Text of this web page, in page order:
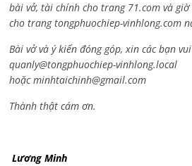
bài vở, tài chính cho trang 71.com và
cho trang tongphuochiep-vinhlong.com
Bài vở và ý kiến đóng góp, xin các bạn
quanly@tongphuochiep-vinhlong.local
hoặcminhtaichinh@gmail.com
Thành thật cám ơn.
Lương Minh